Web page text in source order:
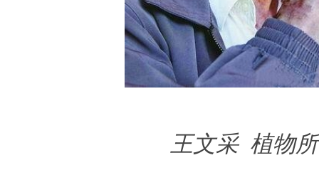
王文采 植物